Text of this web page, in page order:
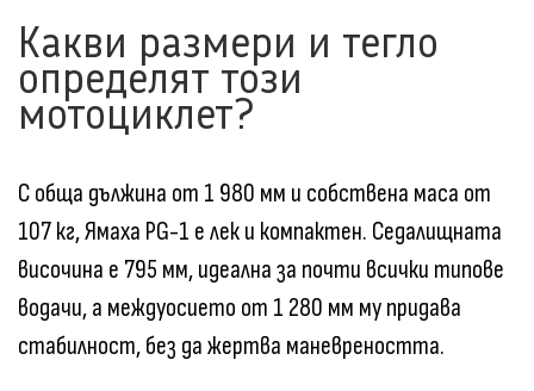
Какви размери и тегло
определят този
мотоциклет?
С обща дължина от 1 980 мм и собствена маса от
107 кг, Ямаха PG-1 е лек и компактен. Седалищната
височина е 795 мм, идеална за почти всички типове
водачи, а междуосието от 1 280 мм му придава
стабилност, без да жертва маневреността.